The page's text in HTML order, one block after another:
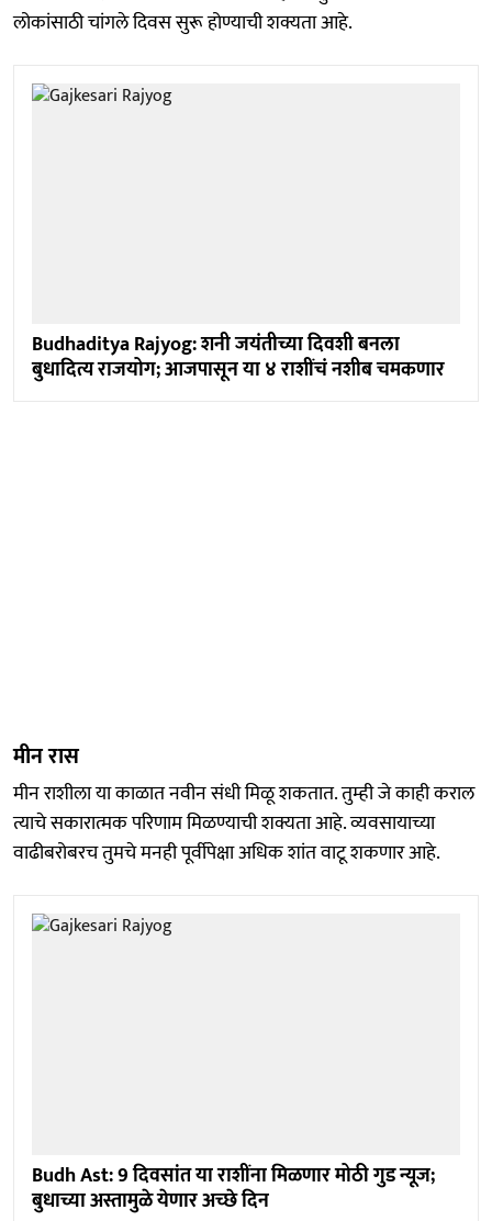
लोकांसाठी चांगले दिवस सुरू होण्याची शक्यता आहे.
Budhaditya Rajyog: शनी जयंतीच्या दिवशी बनला
बुधादित्य राजयोग; आजपासून या ४ राशींचं नशीब चमकणार
मीन रास
मीन राशीला या काळात नवीन संधी मिळू शकतात. तुम्ही जे काही कराल
त्याचे सकारात्मक परिणाम मिळण्याची शक्यता आहे. व्यवसायाच्या
वाढीबरोबरच तुमचे मनही पूर्वीपेक्षा अधिक शांत वाटू शकणार आहे.
Budh Ast: 9 दिवसांत या राशींना मिळणार मोठी गुड न्यूज;
बुधाच्या अस्तामुळे येणार अच्छे दिन